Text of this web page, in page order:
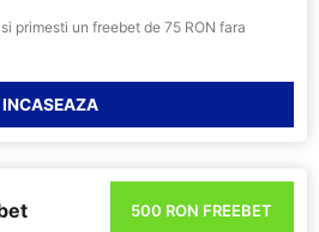
primesti un freebet de 75 RON fara
INCASEAZA
500 RON FREEBET